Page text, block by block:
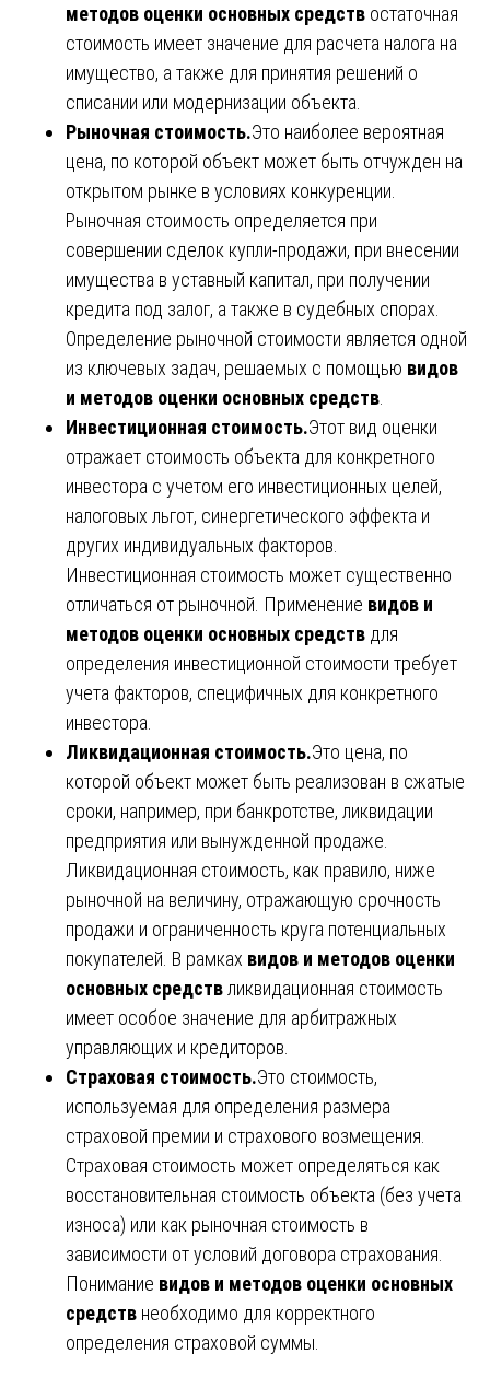
методов оценки основных средств остаточная
стоимость имеет значение для расчета налога на
имущество, а также для принятия решений о
списании или модернизации объекта.
Рыночная стоимость.Это наиболее вероятная
цена, по которой объект может быть отчужден на
открытом рынке в условиях конкуренции.
Рыночная стоимость определяется при
совершении сделок купли-продажи, при внесении
имущества в уставный капитал, при получении
кредита под залог, а также в судебных спорах.
Определение рыночной стоимости является одной
из ключевых задач, решаемых с помощью видов
и методов оценки основных средств
Инвестиционная стоимость.Этот вид оценки
отражает стоимость объекта для конкретного
инвестора с учетом его инвестиционных целей,
налоговых льгот, синергетического эффекта и
других индивидуальных факторов.
Инвестиционная стоимость может существенно
отличаться от рыночной. Применение видов и
методов оценки основных средств для
определения инвестиционной стоимости требует
учета факторов, специфичных для конкретного
инвестора.
Ликвидационная стоимость.Это цена, по
которой объект может быть реализован в сжатые
сроки, например, при банкротстве, ликвидации
предприятия или вынужденной продаже.
Ликвидационная стоимость, как правило, ниже
рыночной на величину, отражающую срочность
продажи и ограниченность круга потенциальных
покупателей. В рамках видов и методов оценки
основных средств ликвидационная стоимость
имеет особое значение для арбитражных
управляющих и кредиторов.
Страховая стоимость.Это стоимость,
используемая для определения размера
страховой премии и страхового возмещения.
Страховая стоимость может определяться как
восстановительная стоимость объекта (без учета
износа) или как рыночная стоимость в
зависимости от условий договора страхования.
Понимание видов и методов оценки основных
средств необходимо для корректного
определения страховой суммы.